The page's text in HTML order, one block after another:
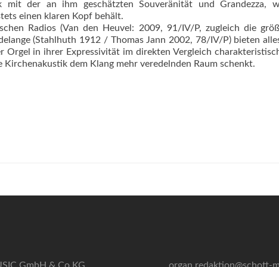
mit der an ihm geschätzten Souveränität und Grandezza,
einen klaren Kopf behält.
Radios (Van den Heuvel: 2009, 91/IV/P, zugleich die
(Stahlhuth 1912 / Thomas Jann 2002, 78/IV/P) bieten
Orgel in ihrer Expressivität im direkten Vergleich
Kirchenakustik dem Klang mehr veredelnden Raum schenkt.